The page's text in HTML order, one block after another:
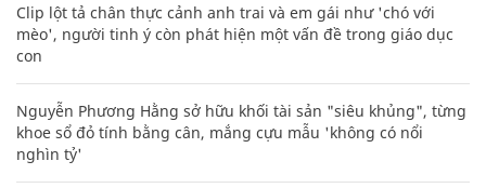
Clip lột tả chân thực cảnh anh trai và em gái như 'chó với
mèo', người tinh ý còn phát hiện một vấn đề trong giáo dục
con
Nguyễn Phương Hằng sở hữu khối tài sản "siêu khủng", từng
khoe sổ đỏ tính bằng cân, mắng cựu mẫu 'không có nổi
nghìn tỷ'